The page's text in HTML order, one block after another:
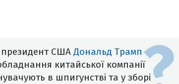
президент США Дональд Трамп
китайської компанії
в шпигунстві та у зборі